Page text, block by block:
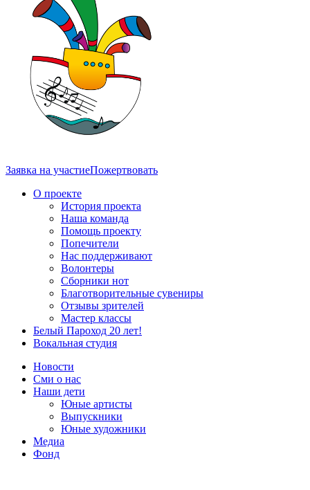
Заявка на участиеПожертвовать
О проекте
История проекта
Наша команда
Помощь проекту
Попечители
Нас поддерживают
Волонтеры
Сборники нот
Благотворительные сувениры
Отзывы зрителей
Мастер классы
Белый Пароход 20 лет!
Вокальная студия
Новости
Сми о нас
Наши дети
Юные артисты
Выпускники
Юные художники
Медиа
Фонд